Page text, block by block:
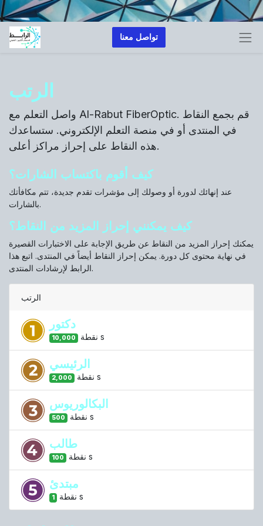
تواصل معنا
الرتب
واصل التعلم مع Al-Rabut FiberOptic. قم بجمع النقاط
في المنتدى أو في منصة التعلم الإلكتروني. ستساعدك
هذه النقاط على إحراز مراكز أعلى.
كيف أقوم باكتساب الشارات؟
عند إنهائك لدورة أو وصولك إلى مؤشرات تقدم جديدة، تتم مكافأتك
بالشارات.
كيف يمكنني إحراز المزيد من النقاط؟
يمكنك إحراز المزيد من النقاط عن طريق الإجابة على الاختبارات القصيرة
في نهاية محتوى كل دورة. يمكن إحراز النقاط أيضاً في المنتدى. اتبع هذا
الرابط لإرشادات المنتدى.
الرتب
دكتور
10,000 نقطةs
الرئيسي
2,000 نقطةs
البكالوريوس
500 نقطةs
طالب
100 نقطةs
مبتدئ
1 نقطةs